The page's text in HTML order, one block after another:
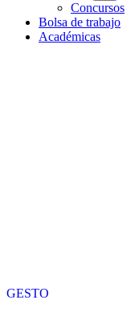
Concursos
Bolsa de trabajo
Académicas
GESTO